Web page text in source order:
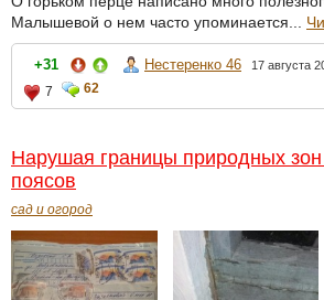
Малышевой о нем часто упоминается...
+31 Нестеренко 46 17 августа
7
62
Нарушая границы природных зон
поясов
сад и огород